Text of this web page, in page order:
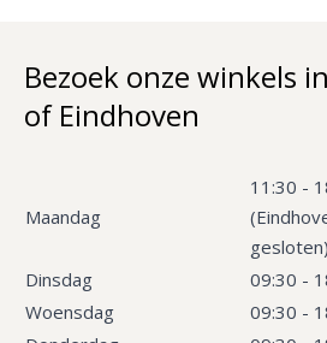
Bezoek onze winkels
of Eindhoven
Maandag
11:30 -
gesloten)
Dinsdag
09:30 -
Woensdag
09:30 -